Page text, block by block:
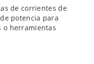
de corrientes de
potencia para
o herramientas